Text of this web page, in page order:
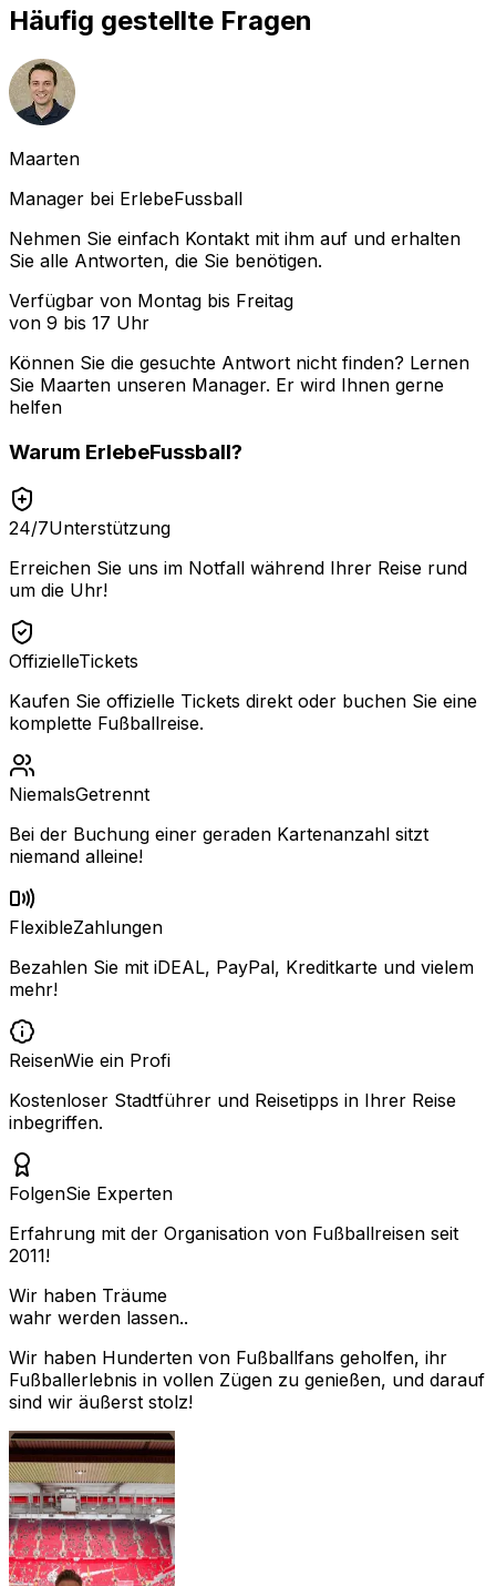
Häufig gestellte Fragen
Maarten
Manager bei ErlebeFussball
Nehmen Sie einfach Kontakt mit ihm auf und erhalten
Sie alle Antworten, die Sie benötigen.
Verfügbar von Montag bis Freitag
von 9 bis 17 Uhr
Können Sie die gesuchte Antwort nicht finden? Lernen
Sie Maarten unseren Manager. Er wird Ihnen gerne
helfen
Warum ErlebeFussball?
24/7Unterstützung
Erreichen Sie uns im Notfall während Ihrer Reise rund
um die Uhr!
OffizielleTickets
Kaufen Sie offizielle Tickets direkt oder buchen Sie eine
komplette Fußballreise.
NiemalsGetrennt
Bei der Buchung einer geraden Kartenanzahl sitzt
niemand alleine!
FlexibleZahlungen
Bezahlen Sie mit iDEAL, PayPal, Kreditkarte und vielem
mehr!
ReisenWie ein Profi
Kostenloser Stadtführer und Reisetipps in Ihrer Reise
inbegriffen.
FolgenSie Experten
Erfahrung mit der Organisation von Fußballreisen seit
2011!
Wir haben Träume
wahr werden lassen..
Wir haben Hunderten von Fußballfans geholfen, ihr
Fußballerlebnis in vollen Zügen zu genießen, und darauf
sind wir äußerst stolz!